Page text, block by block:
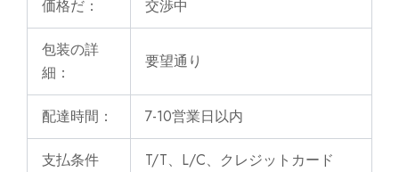
価格だ： 交渉中
包装の詳
細：
要望通り
配達時間： 7-10営業日以内
支払条件 T/T、L/C、クレジットカード